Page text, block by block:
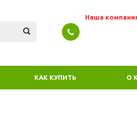
Наша
КАК КУПИТЬ О